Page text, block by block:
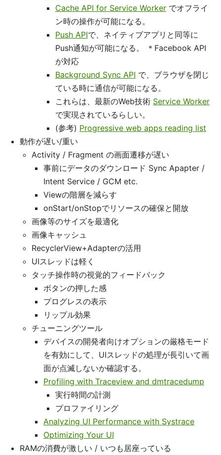
Cache API for Service Worker でオフライ
ン時の操作が可能になる。
Push APIで、ネイティブアプリと同等に
Push通知が可能になる。 ＊Facebook API
が対応
Background Sync API で、ブラウザを閉じ
ている時に通信が可能になる。
これらは、最新のWeb技術 Service Worker
で実現されているらしい。
(参考) Progressive web apps reading list
動作が遅い/重い
Activity / Fragment の画面遷移が遅い
事前にデータのダウンロード Sync Apapter /
Intent Service / GCM etc.
Viewの階層を減らす
onStart/onStopでリソースの確保と開放
画像等のサイズを最適化
画像キャッシュ
RecyclerView+Adapterの活用
UIスレッドは軽く
タッチ操作時の視覚的フィードバック
ボタンの押した感
プログレスの表示
リップル効果
チューニングツール
デバイスの開発者向けオプションの厳格モード
を有効にして、UIスレッドの処理が長引いて画
面が点滅しないか確認する。
Profiling with Traceview and dmtracedump
実行時間の計測
プロファイリング
Analyzing UI Performance with Systrace
Optimizing Your UI
RAMの消費が激しい / いつも居座っている